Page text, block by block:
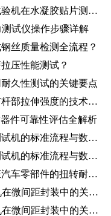
柔性生物材料力学研究：万能拉力试验机在水凝胶贴片测试中的应用
试仪操作步骤详解
丝质量检测全流程？
压性能测试？
久性测试的关键要点
专业解读：万能拉力试验机测试铆钉杆部拉伸强度的技术要点
件可靠性评估全解析
功率器件晶圆及封装测试：推拉力测试机的标准流程与数据解读
功率器件晶圆及封装测试：推拉力测试机的标准流程与数据解读
从理论到实践：扭转试验机如何验证汽车零部件的扭转耐久性？
QFN焊点可靠性评估：推拉力测试机在微间距封装中的关键应用
QFN焊点可靠性评估：推拉力测试机在微间距封装中的关键应用